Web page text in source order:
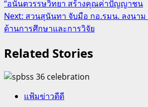
“อนันตวรรษวิทยา สร้างคุณค่าปัญญาชน
Next: สวนสุนันทา จับมือ กอ.รมน. ลงนา
ด้านการศึกษาและการวิจัย
Related Stories
แฟ้มข่าวดีดี